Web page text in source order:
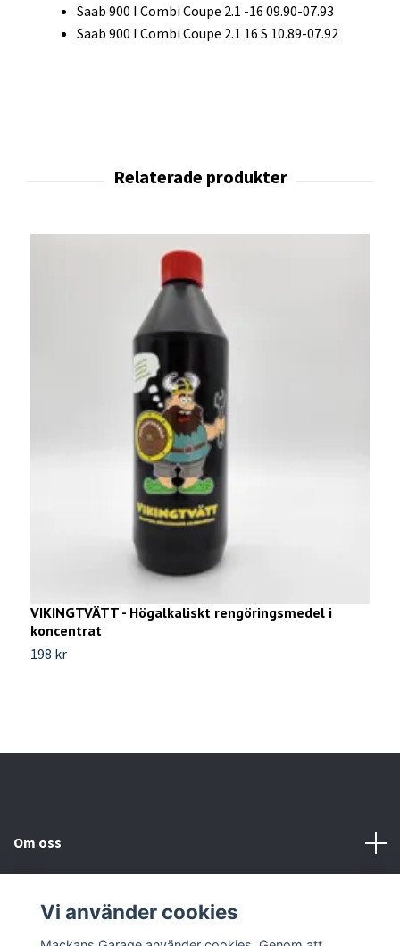
Saab 900 I Combi Coupe 2.1 -16 09.90-07.93
Saab 900 I Combi Coupe 2.1 16 S 10.89-07.92
VIKINGTVÄTT - Högalkaliskt rengöringsmedel i
koncentrat
198 kr
Om oss
Vi använder cookies